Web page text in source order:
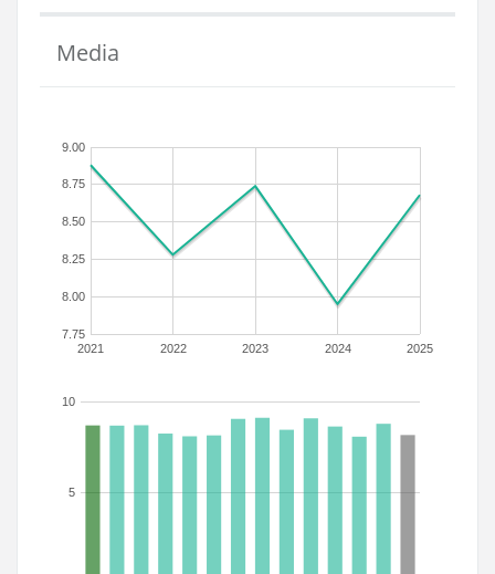
Media
2021 2022 2023 2024 2025
7.75
8.00
8.25
8.50
8.75
9.00
5
10